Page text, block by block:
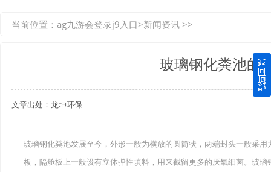
四川玻璃钢化粪池逐渐取代传统玻璃钢化粪池的这几点原因
关于重庆玻璃钢化粪池的这些基础知识你都记住了吗？
在安装绵阳玻璃钢化粪池时可能遇到这些难题
当前位置： ag九游会登录j9入口>新闻资讯 >>
玻璃钢化粪池的
文章出处：龙坤环保
玻璃钢化粪池发展至今，外形一般为横放的圆筒状，两端封头一般采
板，隔舱板上一般设有立体弹性填料，用来截留更多的厌氧细菌。玻